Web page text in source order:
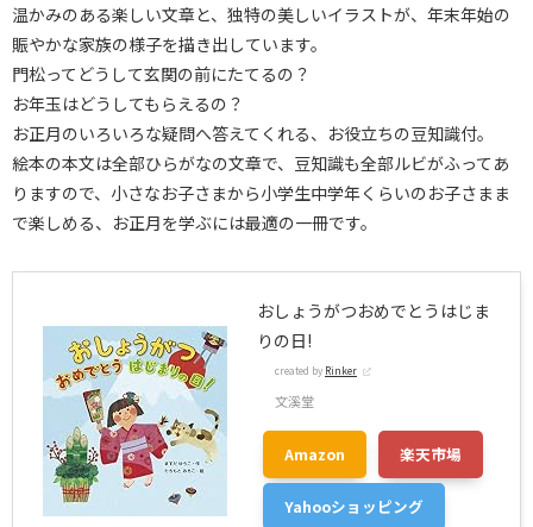
温かみのある楽しい文章と、独特の美しいイラストが、年末年始の
賑やかな家族の様子を描き出しています。
門松ってどうして玄関の前にたてるの？
お年玉はどうしてもらえるの？
お正月のいろいろな疑問へ答えてくれる、お役立ちの豆知識付。
絵本の本文は全部ひらがなの文章で、豆知識も全部ルビがふってあ
りますので、小さなお子さまから小学生中学年くらいのお子さまま
で楽しめる、お正月を学ぶには最適の一冊です。
おしょうがつおめでとうはじま
りの日!
created by Rinker
文溪堂
Amazon 楽天市場
Yahooショッピング